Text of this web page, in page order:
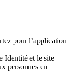
pour l’application
Identité et le site
personnes en